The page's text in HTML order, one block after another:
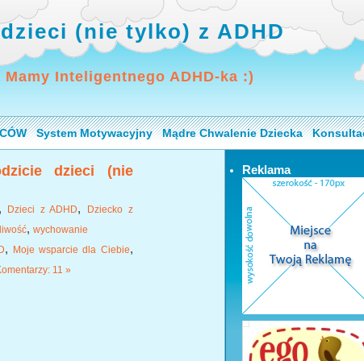
(nie tylko) z ADHD
Inteligentnego ADHD-ka :)
System Motywacyjny Mądre Chwalenie Dziecka
dzieci (nie
, Dzieci z ADHD,
Dziecko z
, wychowanie
, Moje wsparcie dla Ciebie,
11 »
Reklama